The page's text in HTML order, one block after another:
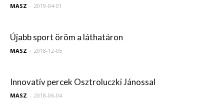
MASZ - 2019-04-01
Újabb sport öröm a láthatáron
MASZ - 2018-12-05
Innovatív percek Osztroluczki Jánossal
MASZ - 2018-06-04